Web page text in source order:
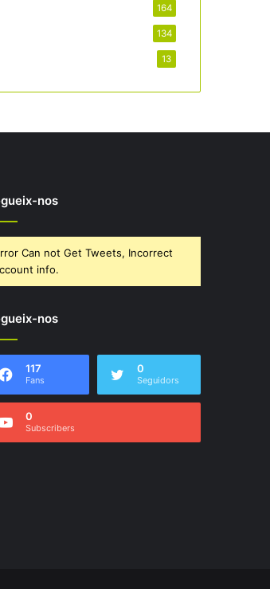
164
134
13
nos
Can not Get Tweets, Incorrect
info.
nos
117
Fans
0
Seguidors
0
Subscribers